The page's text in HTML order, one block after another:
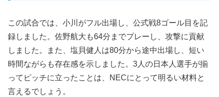
この試合では、小川がフル出場し、公式戦8ゴール目を記
録しました。佐野航大も64分までプレーし、攻撃に貢献
しました。また、塩貝健人は80分から途中出場し、短い
時間ながらも存在感を示しました。3人の日本人選手が揃
ってピッチに立ったことは、NECにとって明るい材料と
言えるでしょう。